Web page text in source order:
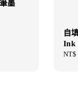
墨
自
Ink
Sale
NT$